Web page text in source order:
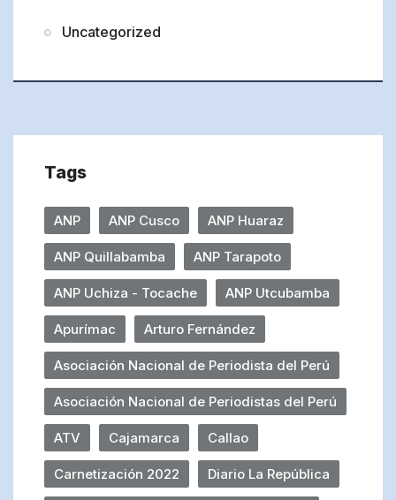
Uncategorized
Tags
ANP ANP Cusco ANP Huaraz
ANP Quillabamba ANP Tarapoto
ANP Uchiza - Tocache ANP Utcubamba
Apurímac Arturo Fernández
Asociación Nacional de Periodista del Perú
Asociación Nacional de Periodistas del Perú
ATV Cajamarca Callao
Carnetización 2022 Diario La República